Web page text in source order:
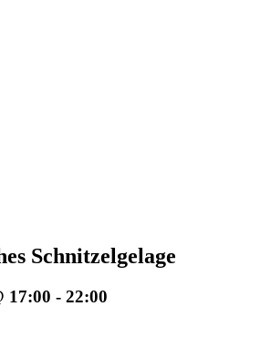
Schnitzelgelage
17:00 - 22:00